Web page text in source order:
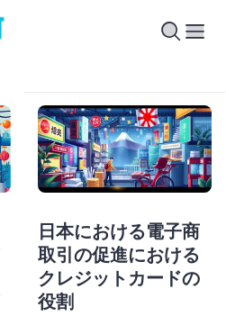
日本における電子商
取引の促進における
クレジットカードの
役割